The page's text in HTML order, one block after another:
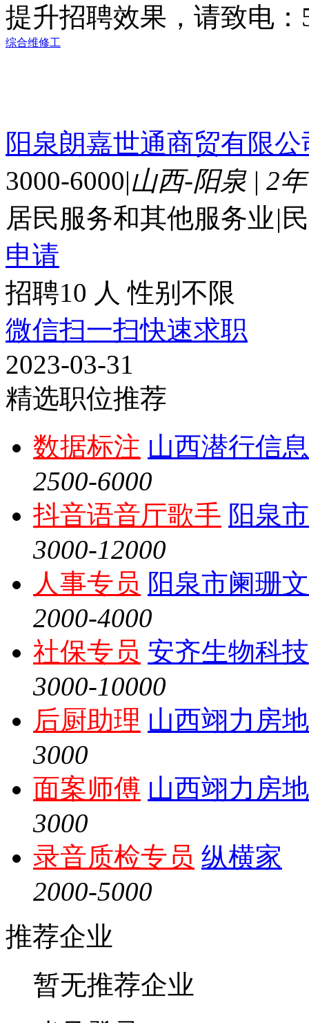
提升招聘效果，请致电：
综合维修工
阳泉朗嘉世通商贸有限公
3000-6000|山西-阳泉 | 2
居民服务和其他服务业|
申请
招聘10 人 性别不限
微信扫一扫快速求职
2023-03-31
精选职位推荐
数据标注 山西潜行信
2500-6000
抖音语音厅歌手 阳泉
3000-12000
人事专员 阳泉市阑珊
2000-4000
社保专员 安齐生物科
3000-10000
后厨助理 山西翊力房
3000
面案师傅 山西翊力房
3000
录音质检专员 纵横家
2000-5000
推荐企业
暂无推荐企业